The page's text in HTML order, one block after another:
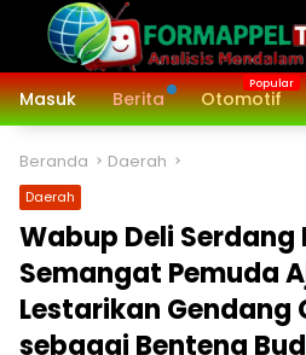
Langsung
konten
Masuk
Berita Otomotif
Beranda Daerah
Daerah
Wabup Deli Serdang
Semangat Pemuda
Lestarikan Gendang
sebagai Benteng